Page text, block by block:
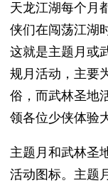
天龙江湖每个月
侠们在闯荡江湖
这就是主题月或
规月活动，主要
俗，而武林圣地
领各位少侠体验
主题月和武林圣
活动图标。主题